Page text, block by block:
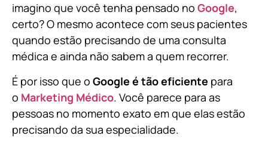
imagino que você tenha pensado no Google,
certo? O mesmo acontece com seus pacientes
quando estão precisando de uma consulta
médica e ainda não sabem a quem recorrer.
É por isso que o Google é tão eficiente para
o Marketing Médico. Você parece para as
pessoas no momento exato em que elas estão
precisando da sua especialidade.